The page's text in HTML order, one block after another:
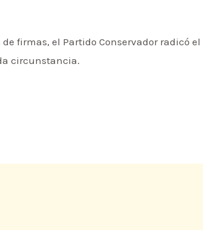
firmas, el Partido Conservador radicó
circunstancia.